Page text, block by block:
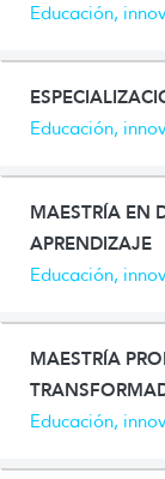
Educación,
Educación,
MAESTRÍA EN
APRENDIZAJE
Educación,
MAESTRÍA
Educación,